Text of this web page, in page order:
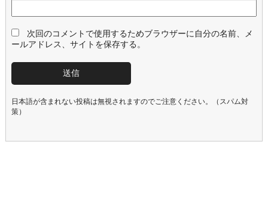
次回のコメントで使用するためブラウザーに自分の名前、メ
ールアドレス、サイトを保存する。
日本語が含まれない投稿は無視されますのでご注意ください。（スパム対
策）